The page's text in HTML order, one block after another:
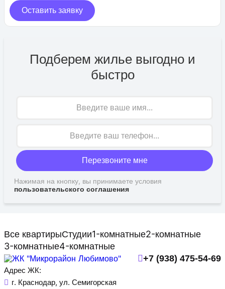
Оставить заявку
Подберем жилье выгодно и
быстро
Перезвоните мне
Нажимая на кнопку, вы принимаете условия
пользовательского соглашения
Все квартирыСтудии1-комнатные2-комнатные
3-комнатные4-комнатные
Адрес ЖК:
г. Краснодар, ул. Семигорская
+7 (938) 475-54-69